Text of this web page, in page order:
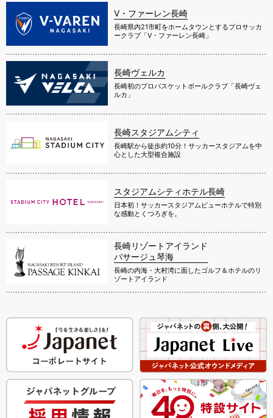
V・ファーレン長崎
長崎県内21市町をホームタウンとするプロサッカ
ークラブ「V・ファーレン長崎」
長崎ヴェルカ
長崎初のプロバスケットボールクラブ「長崎ヴェ
ルカ」
長崎スタジアムシティ
長崎駅から徒歩約10分！サッカースタジアムを中
心とした大型複合施設
スタジアムシティホテル長崎
日本初！サッカースタジアムビューホテルで特別
な感動とくつろぎを。
長崎リゾートアイランド
パサージュ琴海
長崎の内海・大村湾に面したゴルフ＆ホテルのリ
ゾートアイランド